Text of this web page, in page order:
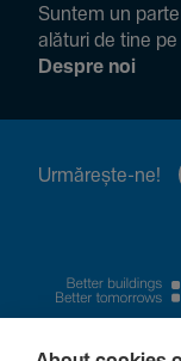
Suntem un
alături de tine
Despre noi
Urmă­rește-ne!